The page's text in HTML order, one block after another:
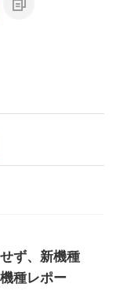
ず、新機種
種レポー